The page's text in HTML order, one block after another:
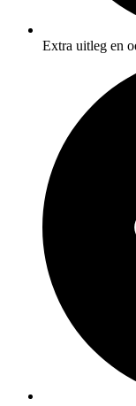
Extra uitleg en